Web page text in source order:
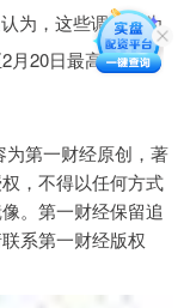
为，这些调查将为
月20日最高法院裁
第一财经原创，著
，不得以任何方式
。第一财经保留追
系第一财经版权